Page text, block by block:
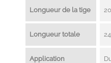
Longueur de la tige
Longueur totale
Application